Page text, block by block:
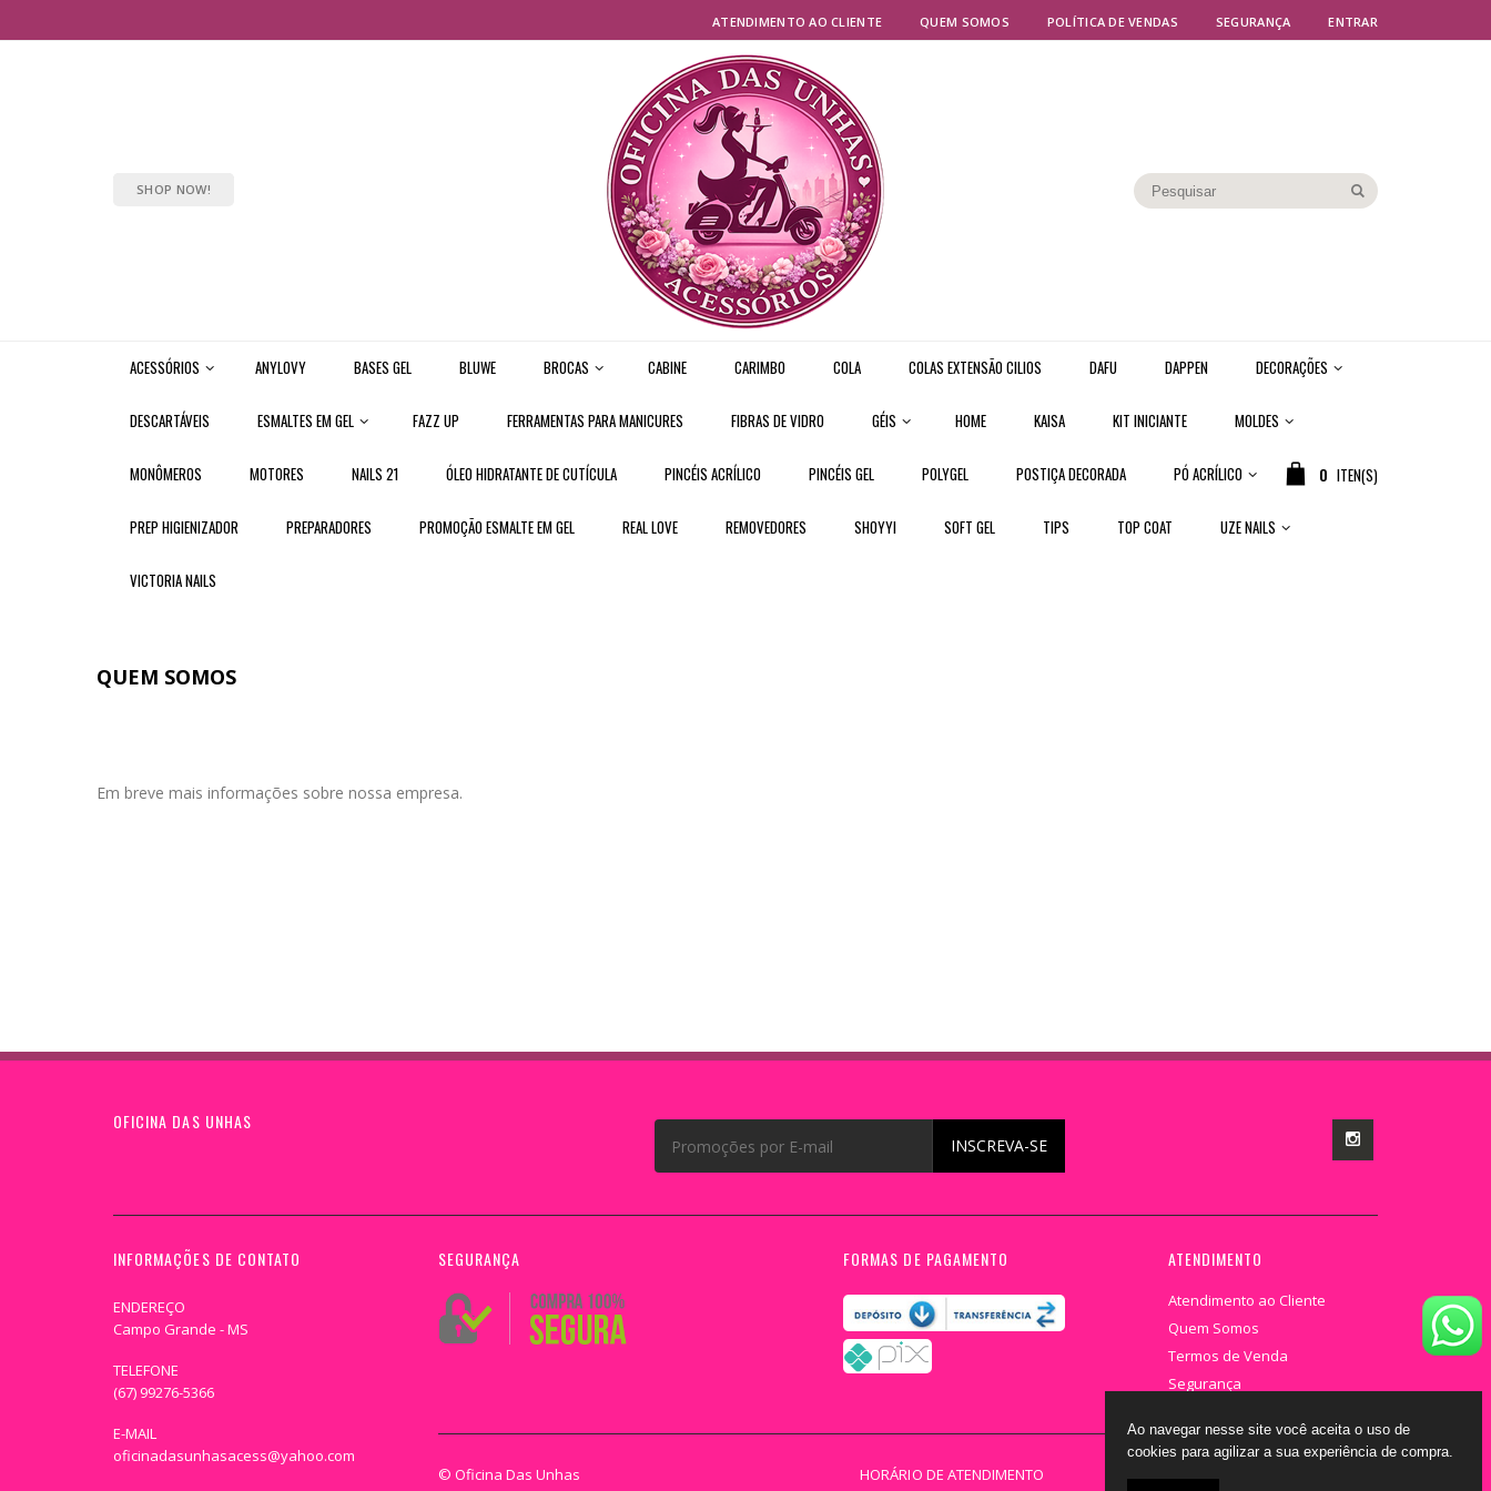
ATENDIMENTO AO CLIENTE QUEM SOMOS POLÍTICA DE VENDAS SEGURANÇA ENTRAR
SHOP NOW!
ACESSÓRIOS ANYLOVY BASES GEL BLUWE BROCAS CABINE CARIMBO COLA COLAS EXTENSÃO CILIOS DAFU DAPPEN DECORAÇÕES
DESCARTÁVEIS ESMALTES EM GEL FAZZ UP FERRAMENTAS PARA MANICURES FIBRAS DE VIDRO GÉIS HOME KAISA KIT INICIANTE MOLDES
MONÔMEROS MOTORES NAILS 21 ÓLEO HIDRATANTE DE CUTÍCULA PINCÉIS ACRÍLICO PINCÉIS GEL POLYGEL POSTIÇA DECORADA PÓ ACRÍLICO
PREP HIGIENIZADOR PREPARADORES PROMOÇÃO ESMALTE EM GEL REAL LOVE REMOVEDORES SHOYYI SOFT GEL TIPS TOP COAT UZE NAILS
VICTORIA NAILS
0 ITEN(S)
QUEM SOMOS
Em breve mais informações sobre nossa empresa.
OFICINA DAS UNHAS
INSCREVA-SE
INFORMAÇÕES DE CONTATO
ENDEREÇO
Campo Grande - MS
TELEFONE
(67) 99276-5366
E-MAIL
oficinadasunhasacess@yahoo.com
SEGURANÇA FORMAS DE PAGAMENTO ATENDIMENTO
Atendimento ao Cliente
Quem Somos
Termos de Venda
Segurança
© Oficina Das Unhas
HORÁRIO DE ATENDIMENTO
Ao navegar nesse site você aceita o uso de
cookies para agilizar a sua experiência de compra.